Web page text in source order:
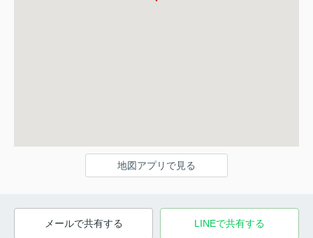
地図アプリで見る
メールで共有する LINEで共有する